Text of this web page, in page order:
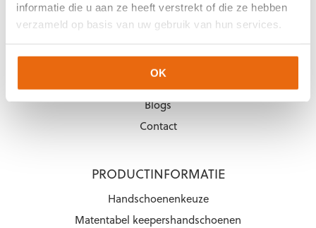
informatie die u aan ze heeft verstrekt of die ze hebben
verzameld op basis van uw gebruik van hun services.
OK
KEEPERSHANDSCHOENEN.NL
Over ons
Blogs
Contact
PRODUCTINFORMATIE
Handschoenenkeuze
Matentabel keepershandschoenen